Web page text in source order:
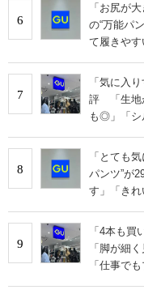
6
「お尻が
の“万能パ
て履きやす
7
「気に入
評 「生地
も◎」「シ
8
「とても
パンツ”が
す」「き
9
「4本も
「脚が細
「仕事で